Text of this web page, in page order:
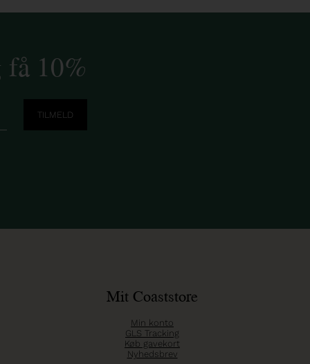
10%
Mit Coaststore
Min konto
GLS Tracking
Køb gavekort
Nyhedsbrev